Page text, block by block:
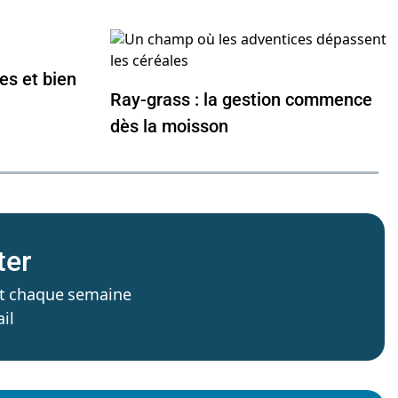
et bien
Ray-grass : la gestion commence
dès la moisson
chaque semaine